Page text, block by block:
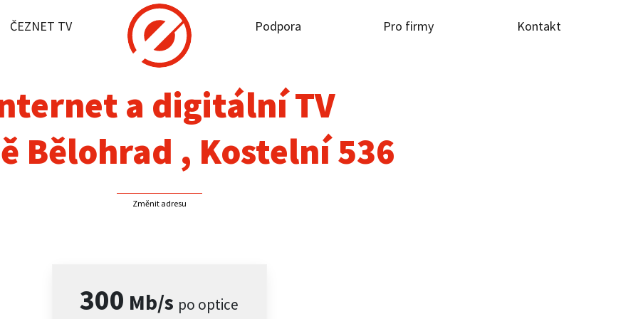
ČEZNET TV Podpora Pro firmy Kontakt
TV
a digitální TV
Bělohrad , Kostelní 536
Změnit adresu
300 Mb/s po optice